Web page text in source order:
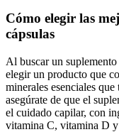
Cómo elegir las
cápsulas
Al buscar un
elegir un producto que
minerales esenciales
asegúrate de que el
el cuidado capilar, con
vitamina C, vitamina D